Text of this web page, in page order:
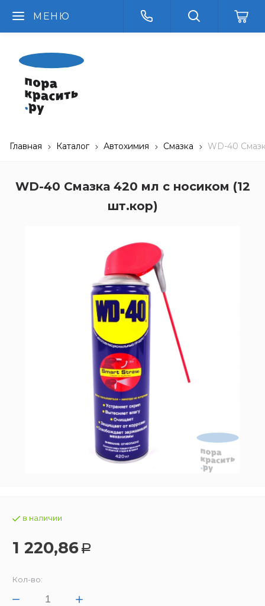
МЕНЮ
Главная Каталог Автохимия Смазка WD-40
WD-40 Смазка 420 мл с носиком (12
шт.кор)
в наличии
1 220,86 Р
Кол-во: